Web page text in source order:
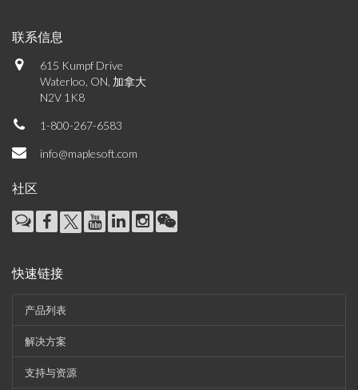
联系信息
615 Kumpf Drive
Waterloo, ON, 加拿大
N2V 1K8
1-800-267-6583
info@maplesoft.com
社区
快速链接
产品列表
解决方案
支持与资源